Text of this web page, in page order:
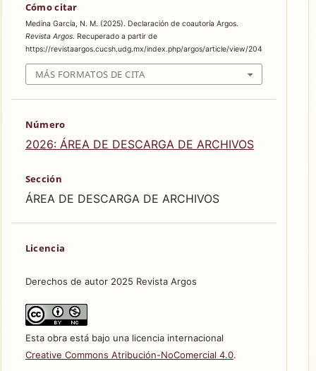
Cómo citar
Medina García, N. M. (2025). Declaración de coautoría Argos.
Revista Argos. Recuperado a partir de
https://revistaargos.cucsh.udg.mx/index.php/argos/article/view/204
MÁS FORMATOS DE CITA
Número
2026: ÁREA DE DESCARGA DE ARCHIVOS
Sección
ÁREA DE DESCARGA DE ARCHIVOS
Licencia
Derechos de autor 2025 Revista Argos
Esta obra está bajo una licencia internacional
Creative Commons Atribución-NoComercial 4.0.